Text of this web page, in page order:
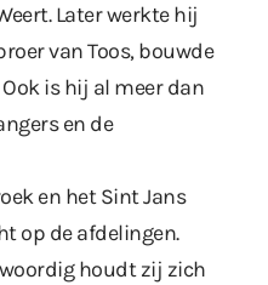
Later werkte hij
van Toos, bouwde
is hij al meer dan
en de
en het Sint Jans
op de afdelingen.
houdt zij zich